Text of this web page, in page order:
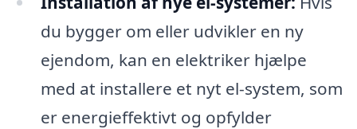
du bygger om eller udvikler en ny
ejendom, kan en elektriker hjælpe
med at installere et nyt el-system, som
er energieffektivt og opfylder